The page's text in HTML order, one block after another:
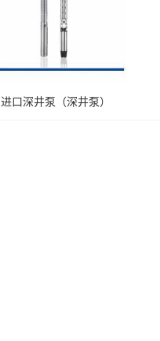
进口深井泵（深井泵）